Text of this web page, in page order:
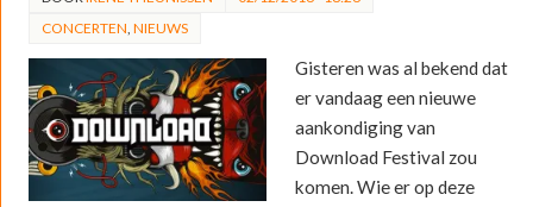
CONCERTEN NIEUWS
Gisteren was al bekend dat
er vandaag een nieuwe
aankondiging van
Download Festival zou
komen. Wie er op deze